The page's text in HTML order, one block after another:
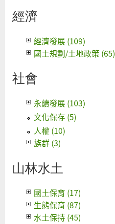
經濟
經濟發展 (109)
國土規劃/土地政策 (65)
社會
永續發展 (103)
文化保存 (5)
人權 (10)
族群 (3)
山林水土
國土保育 (17)
生態保育 (87)
水土保持 (45)